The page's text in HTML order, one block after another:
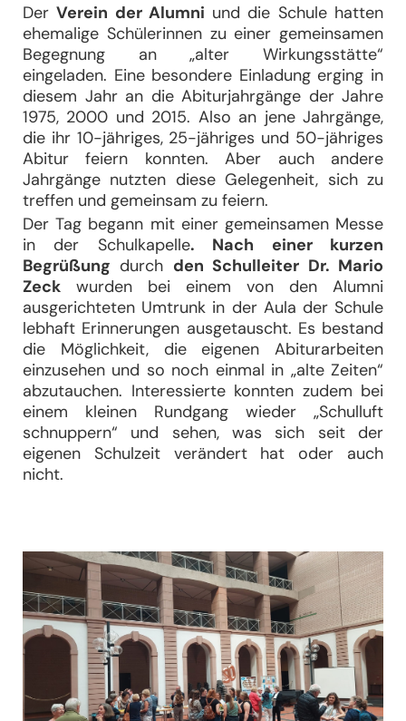
DerVerein der Alumni und die Schule hatten
ehemalige Schülerinnen zu einer gemeinsamen
Begegnung an „alter Wirkungsstätte“
eingeladen. Eine besondere Einladung erging in
diesem Jahr an die Abiturjahrgänge der Jahre
1975, 2000 und 2015. Also an jene Jahrgänge,
die ihr 10-jähriges, 25-jähriges und 50-jähriges
Abitur feiern konnten. Aber auch andere
Jahrgänge nutzten diese Gelegenheit, sich zu
treffen und gemeinsam zu feiern.
Der Tag begann mit einer gemeinsamen Messe
in der Schulkapelle. Nach einer kurzen
Begrüßung durch den Schulleiter Dr. Mario
Zeck wurden bei einem von den Alumni
ausgerichteten Umtrunk in der Aula der Schule
lebhaft Erinnerungen ausgetauscht. Es bestand
die Möglichkeit, die eigenen Abiturarbeiten
einzusehen und so noch einmal in „alte Zeiten“
abzutauchen. Interessierte konnten zudem bei
einem kleinen Rundgang wieder „Schulluft
schnuppern“ und sehen, was sich seit der
eigenen Schulzeit verändert hat oder auch
nicht.